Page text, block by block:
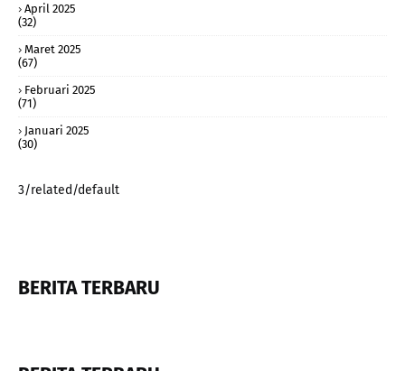
April 2025
(32)
Maret 2025
(67)
Februari 2025
(71)
Januari 2025
(30)
3/related/default
BERITA TERBARU